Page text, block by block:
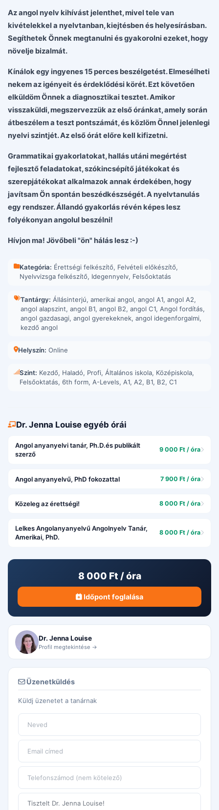
Az angol nyelv kihívást jelenthet, mivel tele van
kivételekkel a nyelvtanban, kiejtésben és helyesírásban.
Segíthetek Önnek megtanulni és gyakorolni ezeket, hogy
növelje bizalmát.
Kínálok egy ingyenes 15 perces beszélgetést. Elmesélheti
nekem az igényeit és érdeklődési körét. Ezt követően
elküldöm Önnek a diagnosztikai tesztet. Amikor
visszaküldi, megszervezzük az első óránkat, amely során
átbeszélem a teszt pontszámát, és közlöm Önnel jelenlegi
nyelvi szintjét. Az első órát előre kell kifizetni.
Grammatikai gyakorlatokat, hallás utáni megértést
fejlesztő feladatokat, szókincsépítő játékokat és
szerepjátékokat alkalmazok annak érdekében, hogy
javítsam Ön spontán beszédkészségét. A nyelvtanulás
egy rendszer. Állandó gyakorlás révén képes lesz
folyékonyan angolul beszélni!
Hívjon ma! Jövőbeli "ön" hálás lesz :-)
Kategória: Érettségi felkészítő, Felvételi előkészítő,
Nyelvvizsga felkészítő, Idegennyelv, Felsőoktatás
Tantárgy: Állásinterjú, amerikai angol, angol A1, angol A2,
angol alapszint, angol B1, angol B2, angol C1, Angol fordítás,
angol gazdasagi, angol gyerekeknek, angol idegenforgalmi,
kezdő angol
Helyszín: Online
Szint: Kezdő, Haladó, Profi, Általános iskola, Középiskola,
Felsőoktatás, 6th form, A-Levels, A1, A2, B1, B2, C1
Dr. Jenna Louise egyéb órái
Angol anyanyelvi tanár, Ph.D.és publikált
szerző
9 000 Ft / óra
Angol anyanyelvű, PhD fokozattal 7 900 Ft / óra
Közeleg az érettségi! 8 000 Ft / óra
Lelkes Angolanyanyelvű Angolnyelv Tanár,
Amerikai, PhD.
8 000 Ft / óra
8 000 Ft / óra
Időpont foglalása
Dr. Jenna Louise
Profil megtekintése →
Üzenetküldés
Küldj üzenetet a tanárnak